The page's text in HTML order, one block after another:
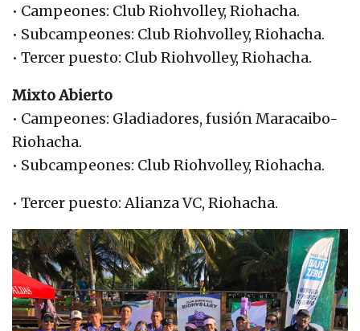
• Campeones: Club Riohvolley, Riohacha.
• Subcampeones: Club Riohvolley, Riohacha.
• Tercer puesto: Club Riohvolley, Riohacha.
Mixto Abierto
• Campeones: Gladiadores, fusión Maracaibo-
Riohacha.
• Subcampeones: Club Riohvolley, Riohacha.
• Tercer puesto: Alianza VC, Riohacha.